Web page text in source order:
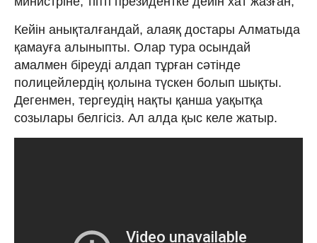
Кейін анықталғандай, алаяқ достары Алматыда
қамауға алыныпты. Олар тура осындай
амалмен біреуді алдап тұрған сәтінде
полицейлердің қолына түскен болып шықты.
Дегенмен, тергеудің нақты қанша уақытқа
созылары белгісіз. Ал алда қыс келе жатыр.